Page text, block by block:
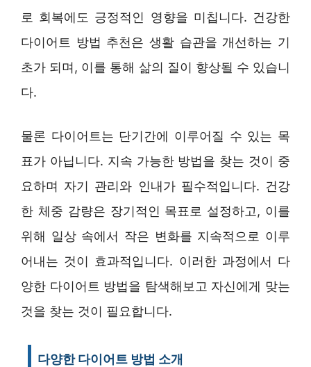
로 회복에도 긍정적인 영향을 미칩니다. 건강한
다이어트 방법 추천은 생활 습관을 개선하는 기
초가 되며, 이를 통해 삶의 질이 향상될 수 있습니
다.
물론 다이어트는 단기간에 이루어질 수 있는 목
표가 아닙니다. 지속 가능한 방법을 찾는 것이 중
요하며 자기 관리와 인내가 필수적입니다. 건강
한 체중 감량은 장기적인 목표로 설정하고, 이를
위해 일상 속에서 작은 변화를 지속적으로 이루
어내는 것이 효과적입니다. 이러한 과정에서 다
양한 다이어트 방법을 탐색해보고 자신에게 맞는
것을 찾는 것이 필요합니다.
다양한 다이어트 방법 소개